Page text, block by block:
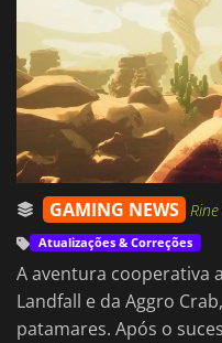
GAMING NEWS
Atualizações & Correções
A aventura cooperativa
Landfall e da Aggro
patamares. Após o